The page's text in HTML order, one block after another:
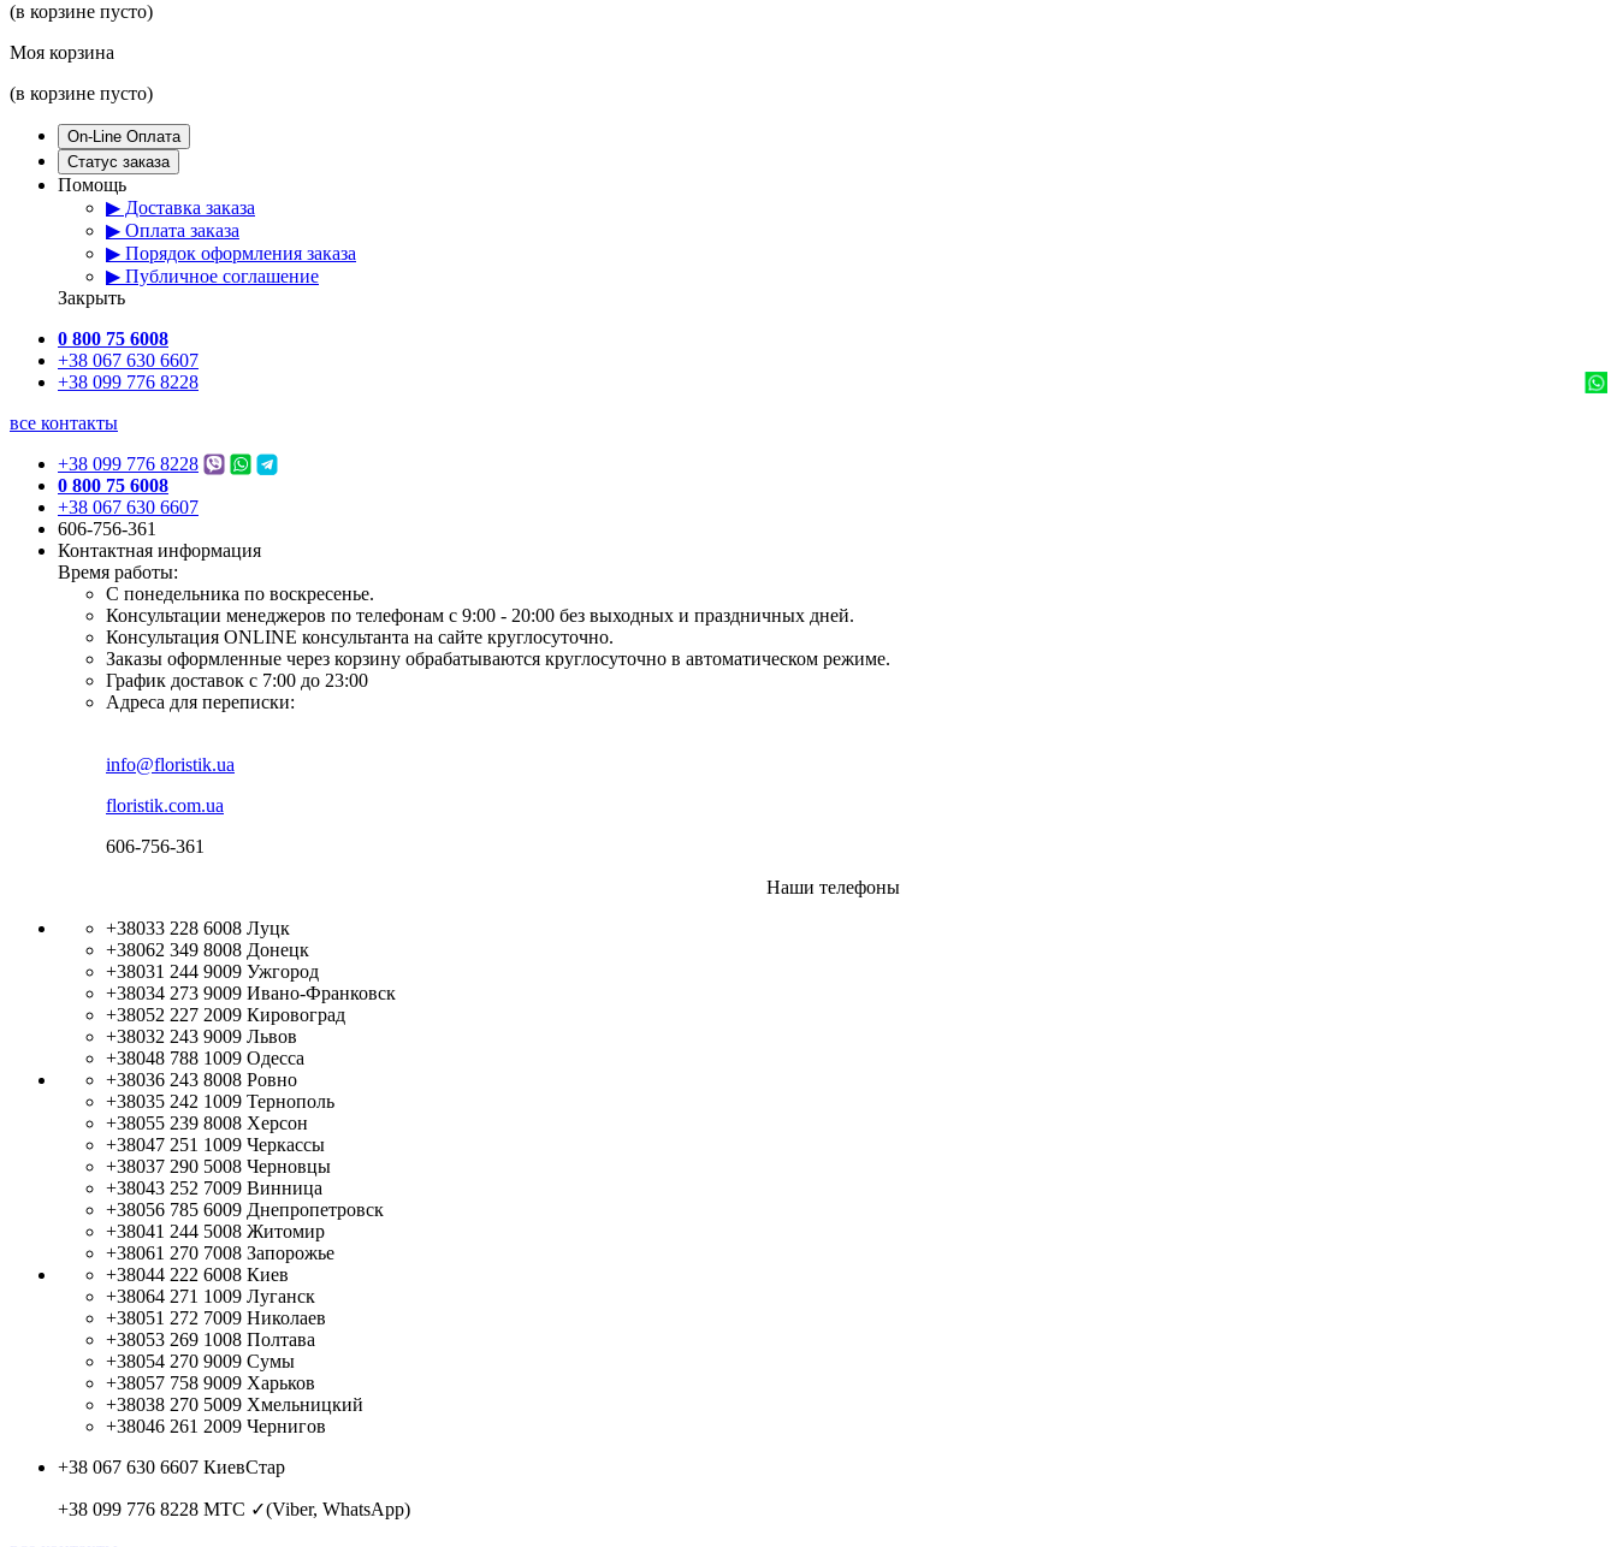
(в корзине пусто)
Моя корзина
(в корзине пусто)
On-Line Оплата
Статус заказа
Помощь
▶ Доставка заказа
▶ Оплата заказа
▶ Порядок оформления заказа
▶ Публичное соглашение
Закрыть
0 800 75 6008
+38 067 630 6607
+38 099 776 8228
все контакты
+38 099 776 8228
0 800 75 6008
+38 067 630 6607
606-756-361
Контактная информация
Время работы:
С понедельника по воскресенье.
Консультации менеджеров по телефонам с 9:00 - 20:00 без выходных и праздничных дней.
Консультация ONLINE консультанта на сайте круглосуточно.
Заказы оформленные через корзину обрабатываются круглосуточно в автоматическом режиме.
График доставок с 7:00 до 23:00
Адреса для переписки:
info@floristik.ua
floristik.com.ua
606-756-361
Наши телефоны
+38033 228 6008 Луцк
+38062 349 8008 Донецк
+38031 244 9009 Ужгород
+38034 273 9009 Ивано-Франковск
+38052 227 2009 Кировоград
+38032 243 9009 Львов
+38048 788 1009 Одесса
+38036 243 8008 Ровно
+38035 242 1009 Тернополь
+38055 239 8008 Херсон
+38047 251 1009 Черкассы
+38037 290 5008 Черновцы
+38043 252 7009 Винница
+38056 785 6009 Днепропетровск
+38041 244 5008 Житомир
+38061 270 7008 Запорожье
+38044 222 6008 Киев
+38064 271 1009 Луганск
+38051 272 7009 Николаев
+38053 269 1008 Полтава
+38054 270 9009 Сумы
+38057 758 9009 Харьков
+38038 270 5009 Хмельницкий
+38046 261 2009 Чернигов
+38 067 630 6607 КиевСтар
+38 099 776 8228 МТС ✓(Viber, WhatsApp)